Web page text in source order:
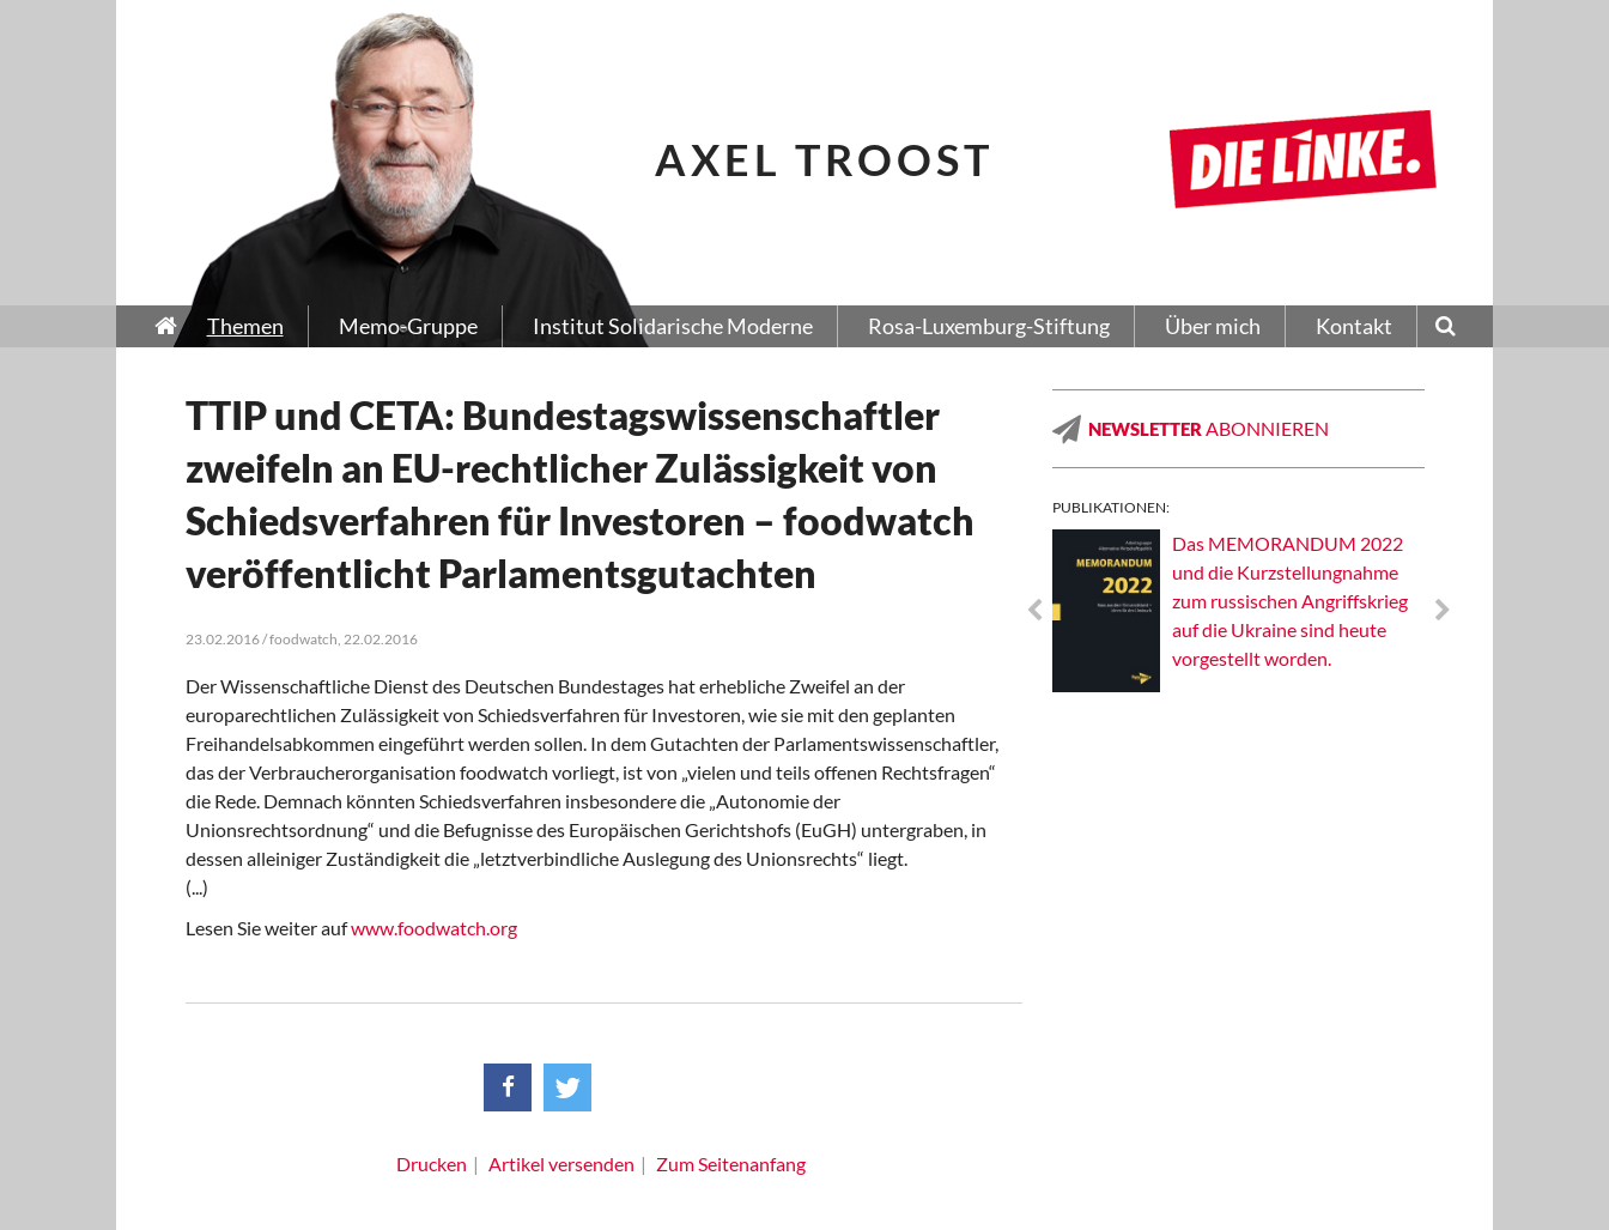
AXEL TROOST
Themen Memo-Gruppe Institut Solidarische Moderne Rosa-Luxemburg-Stiftung Über mich Kontakt
TTIP und CETA: Bundestagswissenschaftler
zweifeln an EU-rechtlicher Zulässigkeit von
Schiedsverfahren für Investoren – foodwatch
veröffentlicht Parlamentsgutachten
23.02.2016 / foodwatch, 22.02.2016
Der Wissenschaftliche Dienst des Deutschen Bundestages hat erhebliche Zweifel an der
europarechtlichen Zulässigkeit von Schiedsverfahren für Investoren, wie sie mit den geplanten
Freihandelsabkommen eingeführt werden sollen. In dem Gutachten der Parlamentswissenschaftler,
das der Verbraucherorganisation foodwatch vorliegt, ist von „vielen und teils offenen Rechtsfragen“
die Rede. Demnach könnten Schiedsverfahren insbesondere die „Autonomie der
Unionsrechtsordnung“ und die Befugnisse des Europäischen Gerichtshofs (EuGH) untergraben, in
dessen alleiniger Zuständigkeit die „letztverbindliche Auslegung des Unionsrechts“ liegt.
(...)
Lesen Sie weiter aufwww.foodwatch.org
Drucken Artikel versenden Zum Seitenanfang
NEWSLETTER ABONNIEREN
PUBLIKATIONEN:
Solidarisches EUropa -
Mosaiklinke Perspektiven
Das MEMORANDUM 2022
und die Kurzstellungnahme
zum russischen Angriffskrieg
auf die Ukraine sind heute
vorgestellt worden.